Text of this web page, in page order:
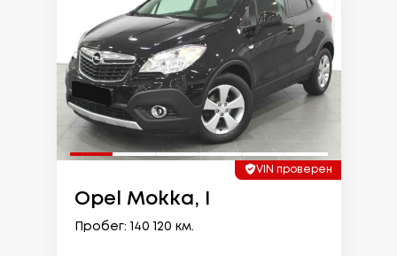
VIN проверен
Opel Mokka, I
Пробег: 140 120 км.